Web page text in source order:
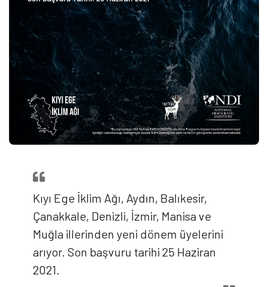
Kıyı Ege İklim Ağı, Aydın, Balıkesir,
Çanakkale, Denizli, İzmir, Manisa ve
Muğla illerinden yeni dönem üyelerini
arıyor. Son başvuru tarihi 25 Haziran
2021.